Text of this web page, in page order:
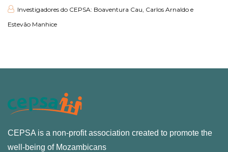
Investigadores do CEPSA: Boaventura Cau, Carlos Arnaldo e
Estevão Manhice
CEPSA is a non-profit association created to promote the
well-being of Mozambicans